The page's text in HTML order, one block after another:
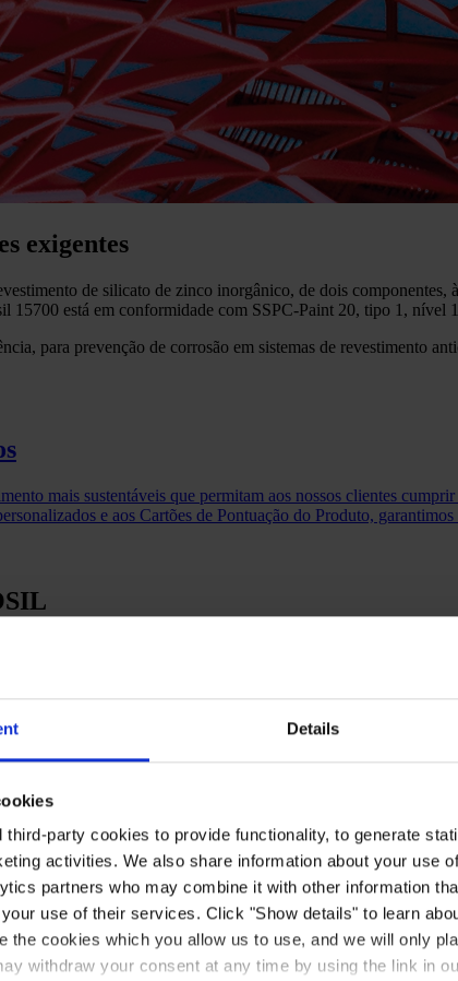
Details
third-party cookies to provide functionality, to generate
activities. We also share information about your use
partners who may combine it with other information
use of their services. Click "Show details" to learn
the cookies which you allow us to use, and we will only
withdraw your consent at any time by using the link in
exigentes
de silicato de zinco inorgânico, de dois componentes,
15700 está em conformidade com SSPC-Paint 20, tipo 1, nível
para prevenção de corrosão em sistemas de revestimento
mais sustentáveis que permitam aos nossos clientes
e aos Cartões de Pontuação do Produto,